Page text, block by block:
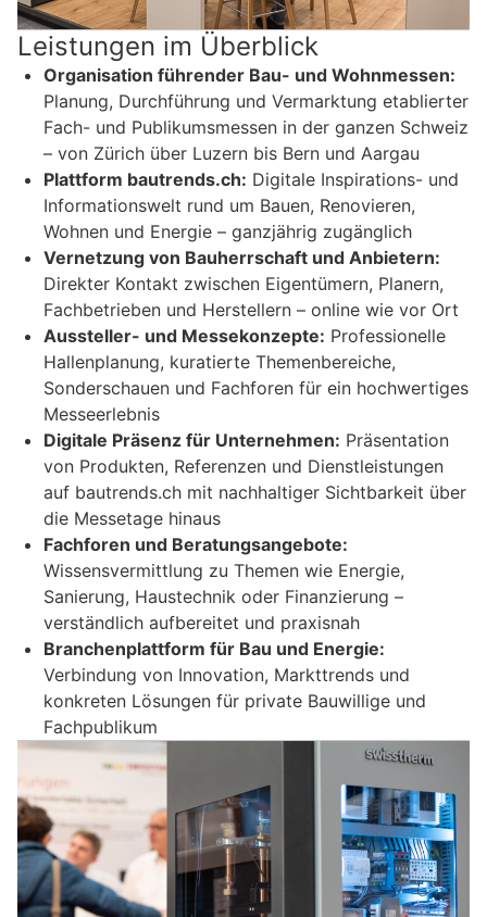
Leistungen im Überblick
Organisation führender Bau- und Wohnmessen:
Planung, Durchführung und Vermarktung etablierter
Fach- und Publikumsmessen in der ganzen Schweiz
– von Zürich über Luzern bis Bern und Aargau
Plattform bautrends.ch: Digitale Inspirations- und
Informationswelt rund um Bauen, Renovieren,
Wohnen und Energie – ganzjährig zugänglich
Vernetzung von Bauherrschaft und Anbietern:
Direkter Kontakt zwischen Eigentümern, Planern,
Fachbetrieben und Herstellern – online wie vor Ort
Aussteller- und Messekonzepte: Professionelle
Hallenplanung, kuratierte Themenbereiche,
Sonderschauen und Fachforen für ein hochwertiges
Messeerlebnis
Digitale Präsenz für Unternehmen: Präsentation
von Produkten, Referenzen und Dienstleistungen
auf bautrends.ch mit nachhaltiger Sichtbarkeit über
die Messetage hinaus
Fachforen und Beratungsangebote:
Wissensvermittlung zu Themen wie Energie,
Sanierung, Haustechnik oder Finanzierung –
verständlich aufbereitet und praxisnah
Branchenplattform für Bau und Energie:
Verbindung von Innovation, Markttrends und
konkreten Lösungen für private Bauwillige und
Fachpublikum